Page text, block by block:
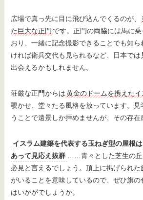
広場で真っ先に目に飛び込んでくるのが、
た巨大な正門 です。正門の両脇には馬に
おり、一緒に記念撮影できることでも知ら
ければ衛兵交代も見られるなど、日本では
出会えるかもしれません。
荘厳な正門からは 黄金のドームを携えた
覗かせ、堂々たる風格を放っています。
うことで遠景しか拝めませんが、その存在
イスラム建築を代表する玉ねぎ型の屋根
あって見応え抜群
……青々とした芝生の
必見と言えるでしょう。頂上に掲げられた
がいることを意味しているので、ぜひ旗の
はいかがでしょうか。